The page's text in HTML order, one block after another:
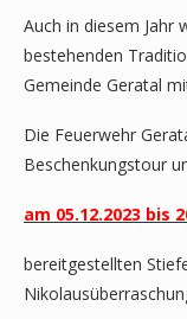
Auch in diesem Jahr
bestehenden
Gemeinde Geratal
Die Feuerwehr
Beschenkungstour
am 05.12.2023 bis
bereitgestellten